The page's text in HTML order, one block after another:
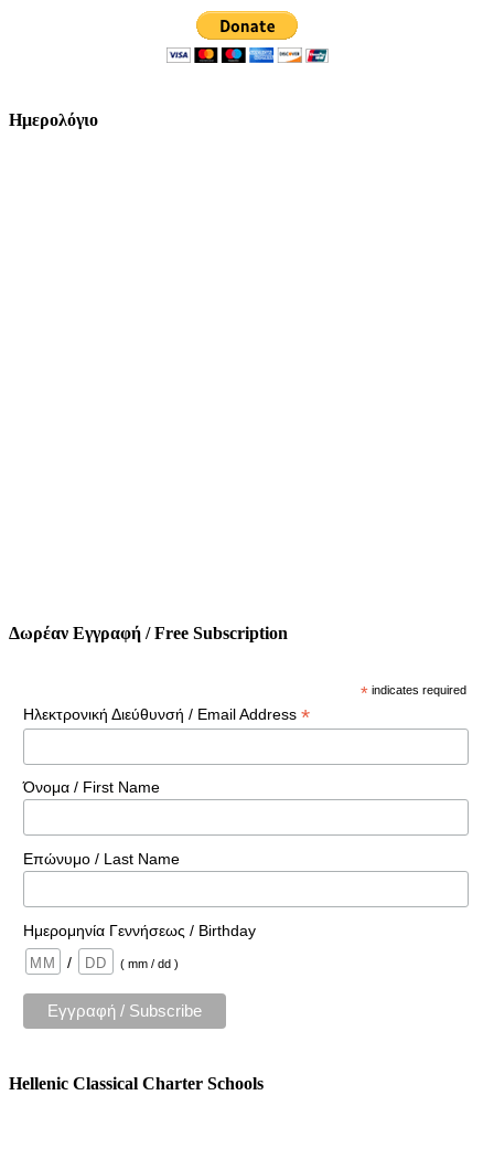
Ημερολόγιο
Δωρέαν Εγγραφή / Free Subscription
* indicates required
Ηλεκτρονική Διεύθυνσή / Email Address *
Όνομα / First Name
Επώνυμο / Last Name
Ημερομηνία Γεννήσεως / Birthday
/
( mm / dd )
Hellenic Classical Charter Schools